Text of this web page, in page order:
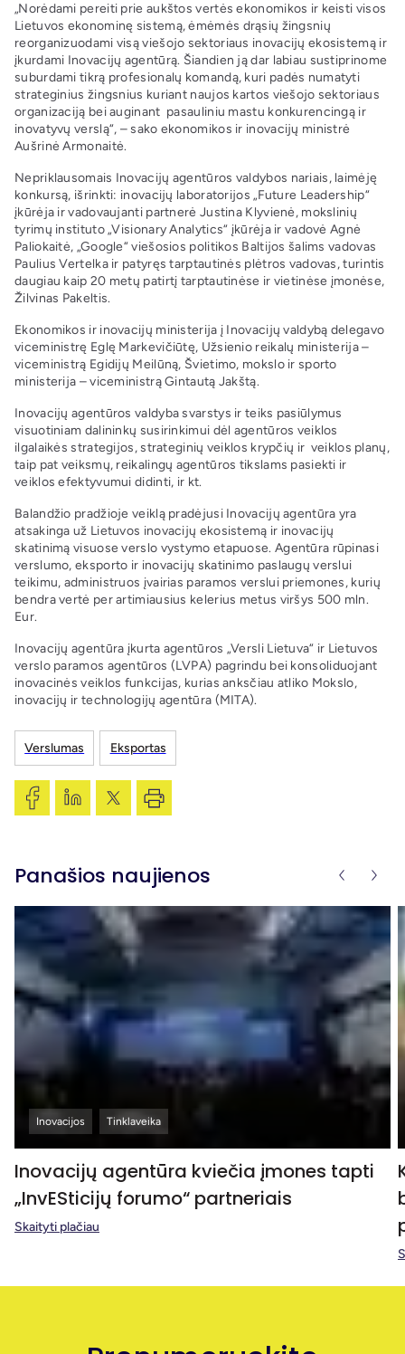
„Norėdami pereiti prie aukštos vertės ekonomikos ir keisti visos
Lietuvos ekonominę sistemą, ėmėmės drąsių žingsnių
reorganizuodami visą viešojo sektoriaus inovacijų ekosistemą ir
įkurdami Inovacijų agentūrą. Šiandien ją dar labiau sustiprinome
suburdami tikrą profesionalų komandą, kuri padės numatyti
strateginius žingsnius kuriant naujos kartos viešojo sektoriaus
organizaciją bei auginant pasauliniu mastu konkurencingą ir
inovatyvų verslą“, – sako ekonomikos ir inovacijų ministrė
Aušrinė Armonaitė.
Nepriklausomais Inovacijų agentūros valdybos nariais, laimėję
konkursą, išrinkti: inovacijų laboratorijos „Future Leadership“
įkūrėja ir vadovaujanti partnerė Justina Klyvienė, mokslinių
tyrimų instituto „Visionary Analytics“ įkūrėja ir vadovė Agnė
Paliokaitė, „Google“ viešosios politikos Baltijos šalims vadovas
Paulius Vertelka ir patyręs tarptautinės plėtros vadovas, turintis
daugiau kaip 20 metų patirtį tarptautinėse ir vietinėse įmonėse,
Žilvinas Pakeltis.
Ekonomikos ir inovacijų ministerija į Inovacijų valdybą delegavo
viceministrę Eglę Markevičiūtę, Užsienio reikalų ministerija –
viceministrą Egidijų Meilūną, Švietimo, mokslo ir sporto
ministerija – viceministrą Gintautą Jakštą.
Inovacijų agentūros valdyba svarstys ir teiks pasiūlymus
visuotiniam dalininkų susirinkimui dėl agentūros veiklos
ilgalaikės strategijos, strateginių veiklos krypčių ir veiklos planų,
taip pat veiksmų, reikalingų agentūros tikslams pasiekti ir
veiklos efektyvumui didinti, ir kt.
Balandžio pradžioje veiklą pradėjusi Inovacijų agentūra yra
atsakinga už Lietuvos inovacijų ekosistemą ir inovacijų
skatinimą visuose verslo vystymo etapuose. Agentūra rūpinasi
verslumo, eksporto ir inovacijų skatinimo paslaugų verslui
teikimu, administruos įvairias paramos verslui priemones, kurių
bendra vertė per artimiausius kelerius metus viršys 500 mln.
Eur.
Inovacijų agentūra įkurta agentūros „Versli Lietuva“ ir Lietuvos
verslo paramos agentūros (LVPA) pagrindu bei konsoliduojant
inovacinės veiklos funkcijas, kurias anksčiau atliko Mokslo,
inovacijų ir technologijų agentūra (MITA).
Verslumas Eksportas
Panašios naujienos
Inovacijos Tinklaveika
Inovacijų agentūra kviečia įmones tapti
„InvESticijų forumo“ partneriais
Skaityti plačiau